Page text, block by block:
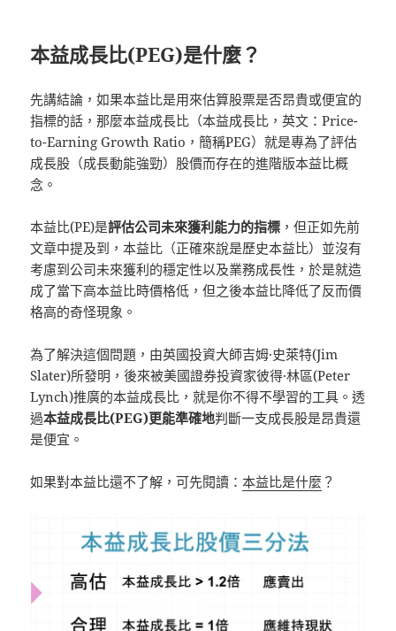
本益成長比(PEG)是什麼？
先講結論，如果本益比是用來估算股票是否昂貴或便宜的
指標的話，那麼本益成長比（本益成長比，英文：Price-
to-Earning Growth Ratio，簡稱PEG）就是專為了評估
成長股（成長動能強勁）股價而存在的進階版本益比概
念。
本益比(PE)是評估公司未來獲利能力的指標 ，但正如先前
文章中提及到，本益比（正確來說是歷史本益比）並沒有
考慮到公司未來獲利的穩定性以及業務成長性，於是就造
成了當下高本益比時價格低，但之後本益比降低了反而價
格高的奇怪現象。
為了解決這個問題，由英國投資大師吉姆·史萊特(Jim
Slater)所發明，後來被美國證券投資家彼得·林區(Peter
Lynch)推廣的本益成長比，就是你不得不學習的工具。透
過本益成長比(PEG)更能準確地判斷一支成長股是昂貴還
是便宜。
如果對本益比還不了解，可先閱讀：本益比是什麼 ？